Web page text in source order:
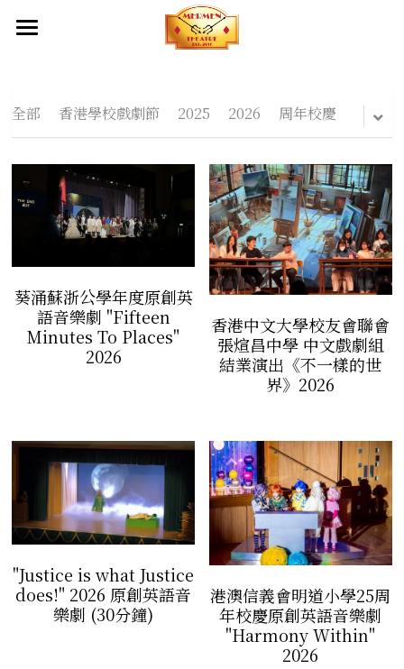
關於我們
成立目標
產品服務
創作團隊及夥伴
出品
出品
劇本庫
影片
幕後制作
服裝設計
化妝造型設計
舞台設計
音響設計及器材租借
道具製作/租借
道具製作/租借
傳媒報導
聯絡我們
全部 香港學校戲劇節 2025 2026 周年校慶
葵涌蘇浙公學年度原創英
語音樂劇 "Fifteen
Minutes To Places"
2026
香港中文大學校友會聯會
張煊昌中學 中文戲劇組
結業演出《不一樣的世
界》2026
"Justice is what Justice
does!" 2026 原創英語音
樂劇 (30分鐘)
港澳信義會明道小學25周
年校慶原創英語音樂劇
"Harmony Within"
2026